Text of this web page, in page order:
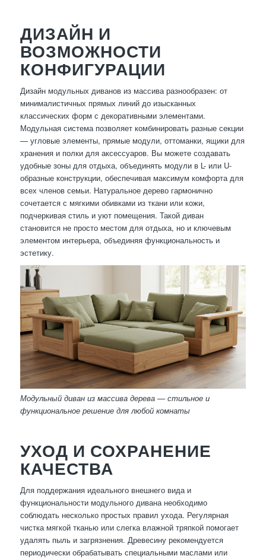
ДИЗАЙН И
ВОЗМОЖНОСТИ
КОНФИГУРАЦИИ
Дизайн модульных диванов из массива разнообразен: от
минималистичных прямых линий до изысканных
классических форм с декоративными элементами.
Модульная система позволяет комбинировать разные секции
— угловые элементы, прямые модули, оттоманки, ящики для
хранения и полки для аксессуаров. Вы можете создавать
удобные зоны для отдыха, объединять модули в L- или U-
образные конструкции, обеспечивая максимум комфорта для
всех членов семьи. Натуральное дерево гармонично
сочетается с мягкими обивками из ткани или кожи,
подчеркивая стиль и уют помещения. Такой диван
становится не просто местом для отдыха, но и ключевым
элементом интерьера, объединяя функциональность и
эстетику.
Модульный диван из массива дерева — стильное и
функциональное решение для любой комнаты
УХОД И СОХРАНЕНИЕ
КАЧЕСТВА
Для поддержания идеального внешнего вида и
функциональности модульного дивана необходимо
соблюдать несколько простых правил ухода. Регулярная
чистка мягкой тканью или слегка влажной тряпкой помогает
удалять пыль и загрязнения. Древесину рекомендуется
периодически обрабатывать специальными маслами или